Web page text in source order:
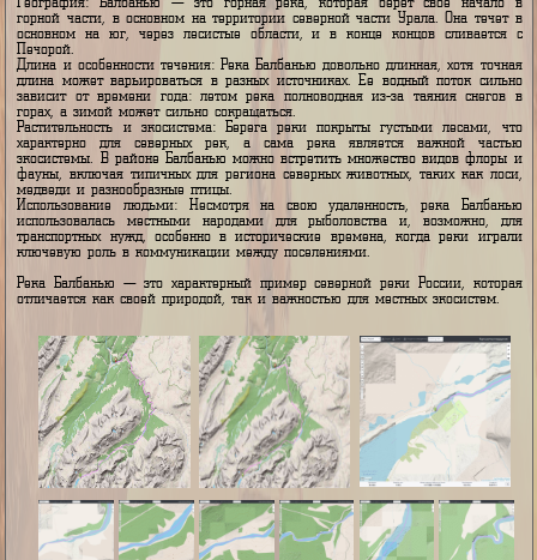
Печора и протекает через территории, покрытые тайгой. Вот
ключевых характеристик этой реки:
География: Балбанью — это горная река, которая берет свое
горной части, в основном на территории северной части Урала. Она
основном на юг, через лесистые области, и в конце концов
Печорой.
Длина и особенности течения: Река Балбанью довольно длинная, хотя
длина может варьироваться в разных источниках. Ее водный поток
зависит от времени года: летом река полноводная из-за таяния
горах, а зимой может сильно сокращаться.
Растительность и экосистема: Берега реки покрыты густыми
характерно для северных рек, а сама река является важной
экосистемы. В районе Балбанью можно встретить множество видов
фауны, включая типичных для региона северных животных, таких
Использование людьми: Несмотря на свою удаленность, река
использовалась местными народами для рыболовства и,
ключевую роль в коммуникации между поселениями.
Река Балбанью — это характерный пример северной реки России,
отличается как своей природой, так и важностью для местных